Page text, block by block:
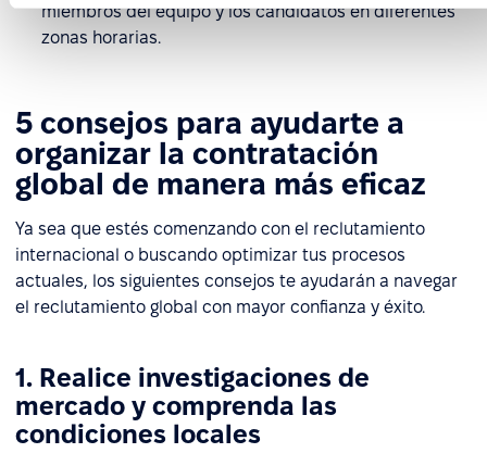
miembros del equipo y los candidatos en diferentes
zonas horarias.
5 consejos para ayudarte a
organizar la contratación
global de manera más eficaz
Ya sea que estés comenzando con el reclutamiento
internacional o buscando optimizar tus procesos
actuales, los siguientes consejos te ayudarán a navegar
el reclutamiento global con mayor confianza y éxito.
1. Realice investigaciones de
mercado y comprenda las
condiciones locales